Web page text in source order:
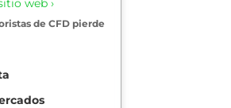
web ›
de CFD pierde